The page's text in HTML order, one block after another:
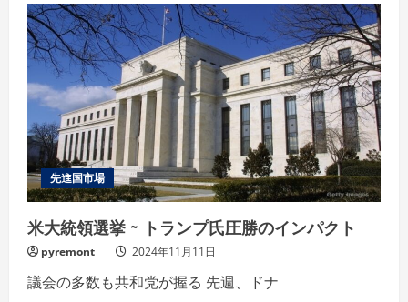
国
全
人
代
常
務
委
員
会
が
追
加
財
政
政
策
検
討
か
先進国市場
米大統領選挙 ~ トランプ氏圧勝のインパクト
pyremont 2024年11月11日
議会の多数も共和党が握る 先週、ドナ